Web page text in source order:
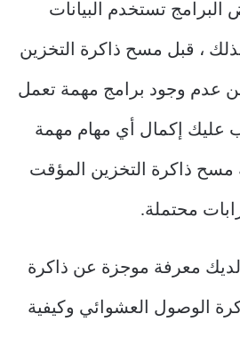
البرامج تستخدم البيانات
لذلك ، قبل مسح ذاكرة التخزين
عدم وجود برامج مهمة تعمل
عليك إكمال أي مهام مهمة
مسح ذاكرة التخزين المؤقت
محتملة.
معرفة موجزة عن ذاكرة
الوصول العشوائي وكيفية